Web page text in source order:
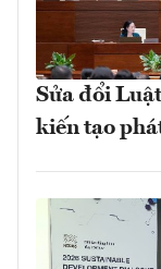
Sửa đổi
kiến tạo